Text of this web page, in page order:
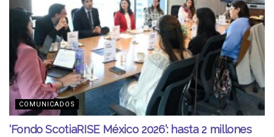
COMUNICADOS
‘Fondo ScotiaRISE México 2026’: hasta 2 millones